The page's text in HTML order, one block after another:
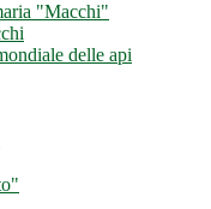
"Macchi"
delle api